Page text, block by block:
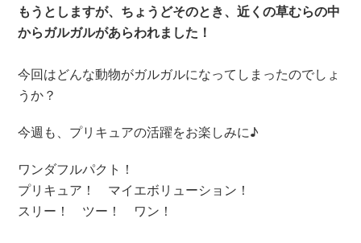
もうとしますが、ちょうどそのとき、近くの草むらの中
からガルガルがあらわれました！
今回はどんな動物がガルガルになってしまったのでしょ
うか？
今週も、プリキュアの活躍をお楽しみに♪
ワンダフルパクト！
プリキュア！ マイエボリューション！
スリー！ ツー！ ワン！